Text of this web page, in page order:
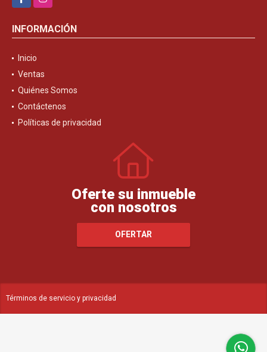
INFORMACIÓN
Inicio
Ventas
Quiénes Somos
Contáctenos
Políticas de privacidad
Oferte su inmueble
con nosotros
OFERTAR
Términos de servicio y privacidad